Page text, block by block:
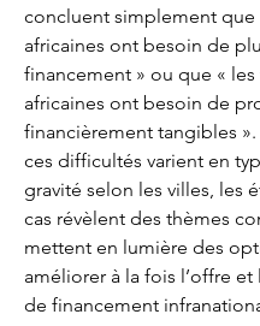
concluent simplement que
africaines ont besoin de
financement » ou que « les
africaines ont besoin de
financièrement tangibles
ces difficultés varient en
gravité selon les villes, les
cas révèlent des thèmes
mettent en lumière des
améliorer à la fois l’offre
de financement